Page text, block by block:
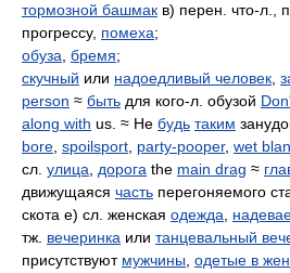
тормозной башмак в) перен. что-л.,
прогрессу, помеха;
обуза бремя;
скучный или надоедливый человек
person ≈ быть для кого-л. обузой
along with us. ≈ Не будь таким
bore spoilsport party-pooper, wet
сл. улица дорога the main drag ≈
движущаяся часть перегоняемого
скота е) сл. женская одежда
тж. вечеринка или танцевальный
присутствуют мужчины одетые в